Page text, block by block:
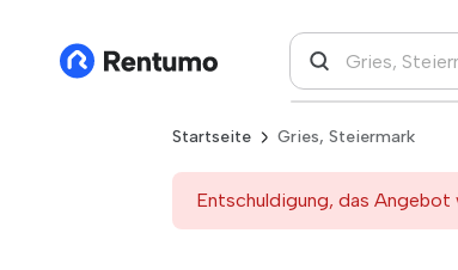
Startseite Gries, Steiermark
Entschuldigung, das Angebot